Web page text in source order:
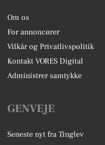
Om os
For annoncører
Vilkår og Privatlivspolitik
Kontakt VORES Digital
Administrer samtykke
GENVEJE
Seneste nyt fra Tinglev